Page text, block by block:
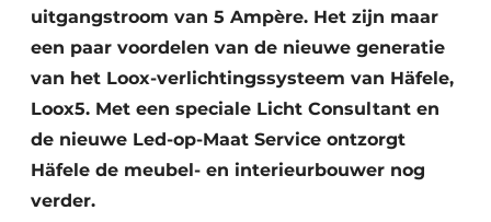
uitgangstroom van 5 Ampère. Het zijn maar
een paar voordelen van de nieuwe generatie
van het Loox-verlichtingssysteem van Häfele,
Loox5. Met een speciale Licht Consultant en
de nieuwe Led-op-Maat Service ontzorgt
Häfele de meubel- en interieurbouwer nog
verder.